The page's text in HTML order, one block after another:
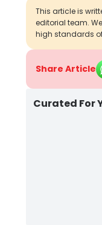
This article is
editorial team.
high standards
Share Article
Curated For